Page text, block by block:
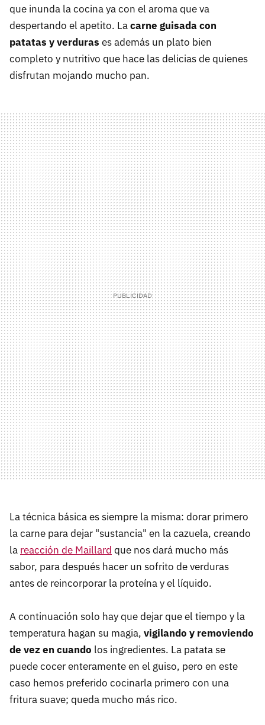
que inunda la cocina ya con el aroma que va
despertando el apetito. Lacarne guisada con
patatas y verduras es además un plato bien
completo y nutritivo que hace las delicias de quienes
disfrutan mojando mucho pan.
La técnica básica es siempre la misma: dorar primero
la carne para dejar "sustancia" en la cazuela, creando
la reacción de Maillard que nos dará mucho más
sabor, para después hacer un sofrito de verduras
antes de reincorporar la proteína y el líquido.
A continuación solo hay que dejar que el tiempo y la
temperatura hagan su magia, vigilando y removiendo
de vez en cuando los ingredientes. La patata se
puede cocer enteramente en el guiso, pero en este
caso hemos preferido cocinarla primero con una
fritura suave; queda mucho más rico.